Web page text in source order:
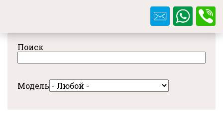
содержанию
Поиск
Модель